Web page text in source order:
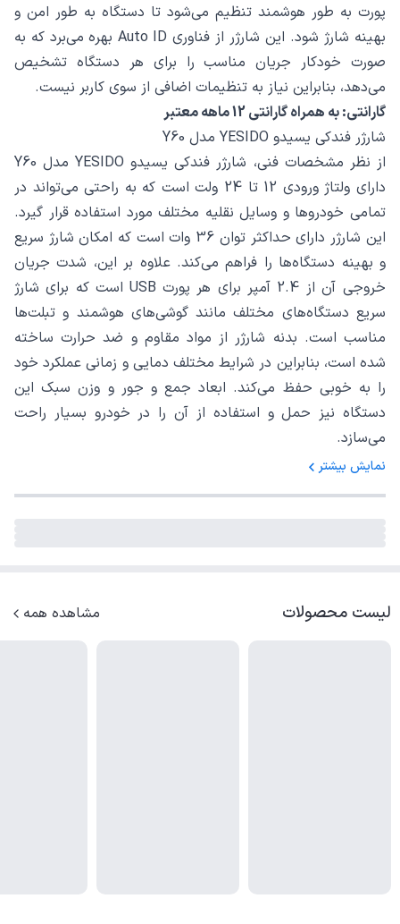
پورت به طور هوشمند تنظیم می‌شود تا دستگاه به طور امن و
بهینه شارژ شود. این شارژر از فناوری Auto ID بهره می‌برد که به
صورت خودکار جریان مناسب را برای هر دستگاه تشخیص
می‌دهد، بنابراین نیاز به تنظیمات اضافی از سوی کاربر نیست.
گارانتی: به همراه گارانتی 12 ماهه معتبر
شارژر فندکی یسیدو YESIDO مدل Y60
از نظر مشخصات فنی، شارژر فندکی یسیدو YESIDO مدل Y60
دارای ولتاژ ورودی 12 تا 24 ولت است که به راحتی می‌تواند در
تمامی خودروها و وسایل نقلیه مختلف مورد استفاده قرار گیرد.
این شارژر دارای حداکثر توان 36 وات است که امکان شارژ سریع
و بهینه دستگاه‌ها را فراهم می‌کند. علاوه بر این، شدت جریان
خروجی آن از 2.4 آمپر برای هر پورت USB است که برای شارژ
سریع دستگاه‌های مختلف مانند گوشی‌های هوشمند و تبلت‌ها
مناسب است. بدنه شارژر از مواد مقاوم و ضد حرارت ساخته
شده است، بنابراین در شرایط مختلف دمایی و زمانی عملکرد خود
را به خوبی حفظ می‌کند. ابعاد جمع و جور و وزن سبک این
دستگاه نیز حمل و استفاده از آن را در خودرو بسیار راحت
می‌سازد.
نمایش بیشتر
لیست محصولات مشاهده همه